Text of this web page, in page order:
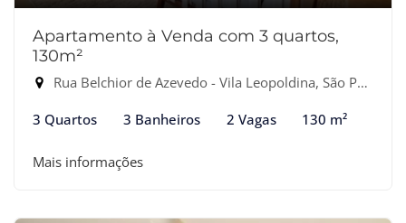
Apartamento à Venda com 3 quartos,
130m²
Rua Belchior de Azevedo - Vila Leopoldina, São Paulo-SP
3 Quartos 3 Banheiros 2 Vagas 130 m²
Mais informações